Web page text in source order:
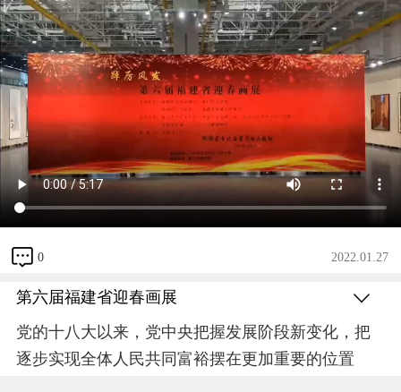
0 2022.01.27
第六届福建省迎春画展
党的十八大以来，党中央把握发展阶段新变化，把
逐步实现全体人民共同富裕摆在更加重要的位置